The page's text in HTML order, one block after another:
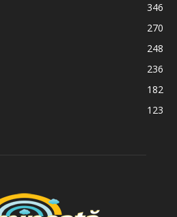
346
270
248
236
182
123